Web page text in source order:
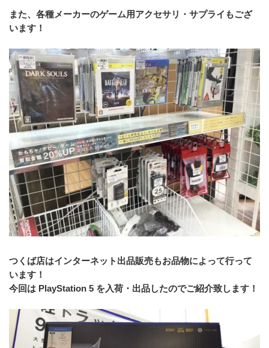
また、各種メーカーのゲーム用アクセサリ・サプライもござ
います！
つくば店はインターネット出品販売もお品物によって行って
います！
今回は PlayStation 5 を入荷・出品したのでご紹介致します！